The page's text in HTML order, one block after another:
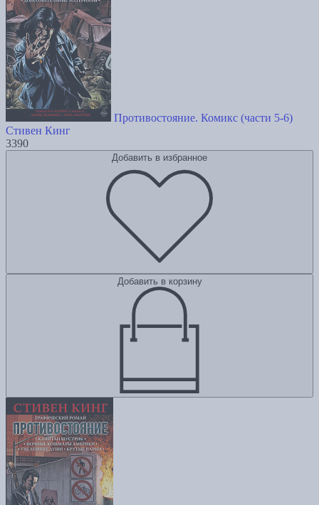
Противостояние. Комикс (части 5-6)
Стивен Кинг
3390
Добавить в избранное
Добавить в корзину